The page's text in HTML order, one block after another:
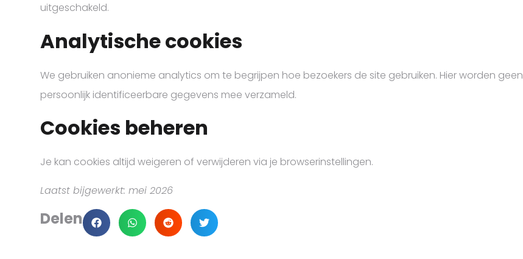
uitgeschakeld.
Analytische cookies
We gebruiken anonieme analytics om te begrijpen hoe bezoekers de site gebruiken. Hier worden geen
persoonlijk identificeerbare gegevens mee verzameld.
Cookies beheren
Je kan cookies altijd weigeren of verwijderen via je browserinstellingen.
Laatst bijgewerkt: mei 2026
Delen